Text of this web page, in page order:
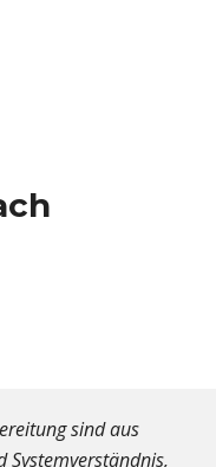
sind aus
Systemverständnis,